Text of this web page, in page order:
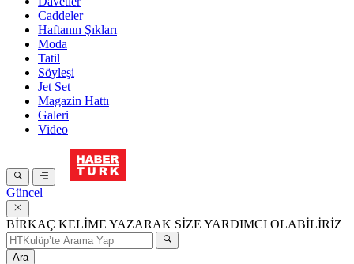
Caddeler
Haftanın Şıkları
Moda
Tatil
Söyleşi
Jet Set
Magazin Hattı
Galeri
Video
Güncel
BİRKAÇ KELİME YAZARAK SİZE YARDIMCI OLABİLİRİZ
Ara